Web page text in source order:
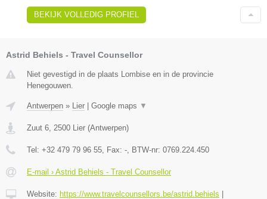
BEKIJK VOLLEDIG PROFIEL
Astrid Behiels - Travel Counsellor
Niet gevestigd in de plaats Lombise en in de provincie
Henegouwen.
Antwerpen » Lier Google maps ▼
Zuut 6 2500 Lier (Antwerpen)
Tel: +32 479 79 96 55 , Fax: - , BTW-nr: 0769.224.450
E-mail › Astrid Behiels - Travel Counsellor
Website: https://www.travelcounsellors.be/astrid.behiels